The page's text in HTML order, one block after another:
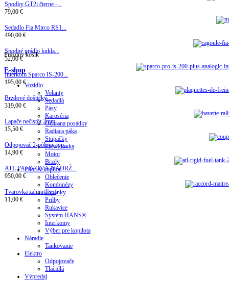
Spodky GT2i čierne -...
79,00 €
Sedadlo Fia Mirco RS1...
490,00 €
Spodné prádlo kukla...
52,00 €
Interkom Sparco IS-200...
195,00 €
Brzdové doštičky...
319,00 €
Lapače nečistôt 2mm...
15,50 €
Odpojovač 2-pólovy typ...
14,90 €
ATL PALIVOVÁ NÁDRŽ...
950,00 €
Tvarovka zahnutá s...
11,00 €
Prázdny košík
E-shop
Vozidlo
Volanty
Sedadlá
Pásy
Karoséria
Ochrana posádky
Radiaca páka
Stupačky
Prevodovka
Motor
Brzdy
Pilot & kopilot
Oblečenie
Kombinézy
Topánky
Prilby
Rukavice
Systém HANS®
Interkomy
Výber pre kopilota
Náradie
Tankovanie
Elektro
Odpojovače
Tlačidlá
Výpredaj